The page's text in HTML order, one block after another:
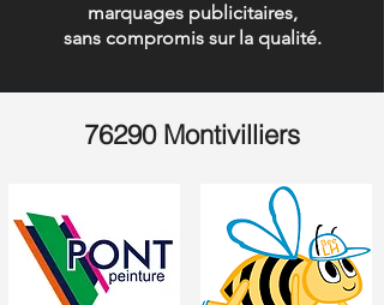
marquages publicitaires,
sans compromis sur la qualité.
76290 Montivilliers